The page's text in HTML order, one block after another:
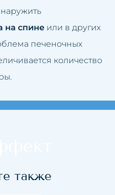
лица
пятен
на спине или в других
печеночных
количество
также